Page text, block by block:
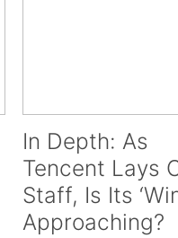
In Depth: As
Tencent Lays
Staff, Is Its
Approaching?